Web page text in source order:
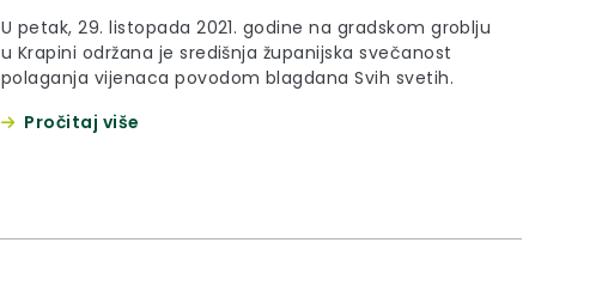
U petak, 29. listopada 2021. godine na gradskom groblju
u Krapini održana je središnja županijska svečanost
polaganja vijenaca povodom blagdana Svih svetih.
Pročitaj više